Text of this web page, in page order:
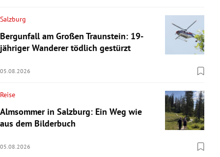
Salzburg
Bergunfall am Großen Traunstein: 19-
jähriger Wanderer tödlich gestürzt
05.08.2026
Reise
Almsommer in Salzburg: Ein Weg wie
aus dem Bilderbuch
05.08.2026